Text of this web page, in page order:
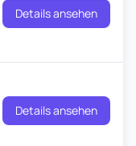
Details ansehen
Details ansehen